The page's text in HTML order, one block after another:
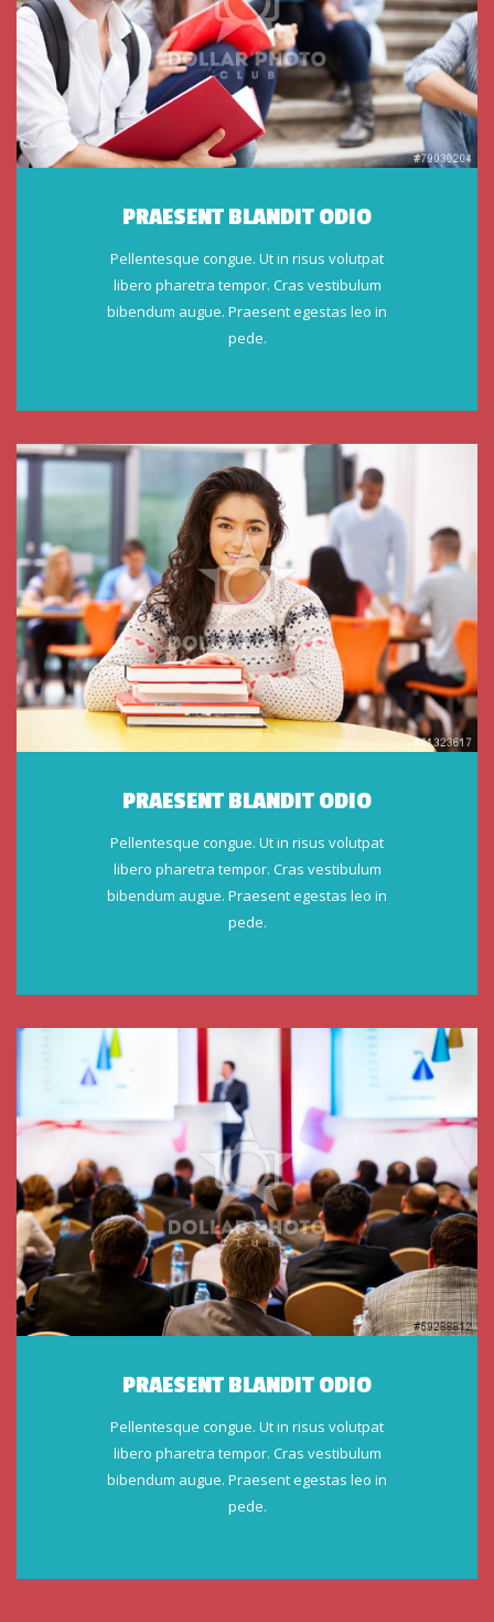
PRAESENT BLANDIT ODIO
Pellentesque congue. Ut in risus volutpat
libero pharetra tempor. Cras vestibulum
bibendum augue. Praesent egestas leo in
pede.
PRAESENT BLANDIT ODIO
Pellentesque congue. Ut in risus volutpat
libero pharetra tempor. Cras vestibulum
bibendum augue. Praesent egestas leo in
pede.
PRAESENT BLANDIT ODIO
Pellentesque congue. Ut in risus volutpat
libero pharetra tempor. Cras vestibulum
bibendum augue. Praesent egestas leo in
pede.